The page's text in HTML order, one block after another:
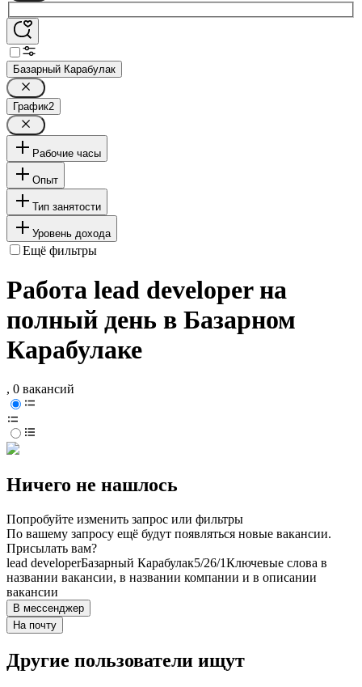
Базарный Карабулак
График2
Рабочие часы
Опыт
Тип занятости
Уровень дохода
Ещё фильтры
Работа lead developer на
полный день в Базарном
Карабулаке
, 0 вакансий
Ничего не нашлось
Попробуйте изменить запрос или фильтры
По вашему запросу ещё будут появляться новые вакансии.
Присылать вам?
lead developerБазарный Карабулак5/26/1Ключевые слова в
названии вакансии, в названии компании и в описании
вакансии
В мессенджер
На почту
Другие пользователи ищут